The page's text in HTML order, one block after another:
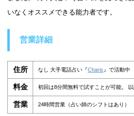
いなくオススメできる能力者です。
営業詳細
住所 なし 大手電話占い『Charis 』で活動中
料金 初回は8分間無料で試すことが可能。
営業 24時間営業（占い師のシフトはあり）